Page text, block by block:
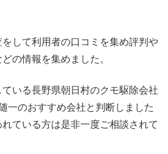
して利用者の口コミを集め評判や
の情報を集めました。
いる長野県朝日村のクモ駆除会社
一のおすすめ会社と判断しました
ている方は是非一度ご相談されて